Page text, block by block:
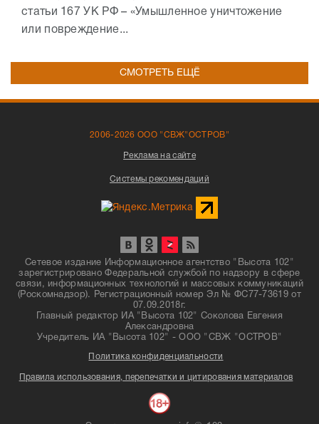
статьи 167 УК РФ – «Умышленное уничтожение
или повреждение...
СМОТРЕТЬ ЕЩЁ
2006-2026 ООО "СВЖ"ОСТРОВ"
Реклама на сайте
Системы рекомендаций
Сетевое издание Информационное агентство "Высота 102"
зарегистрировано Федеральной службой по надзору в сфере
связи, информационных технологий и массовых коммуникаций
(Роскомнадзор). Регистрационный номер Эл № ФС77-73619 от
07.09.2018г.
Главный редактор ИА "Высота 102" Соколова Евгения
Александровна
Учредитель ИА "Высота 102" - ООО "СВЖ "ОСТРОВ"
Политика конфиденциальности
Правила использования, перепечатки и цитирования материалов